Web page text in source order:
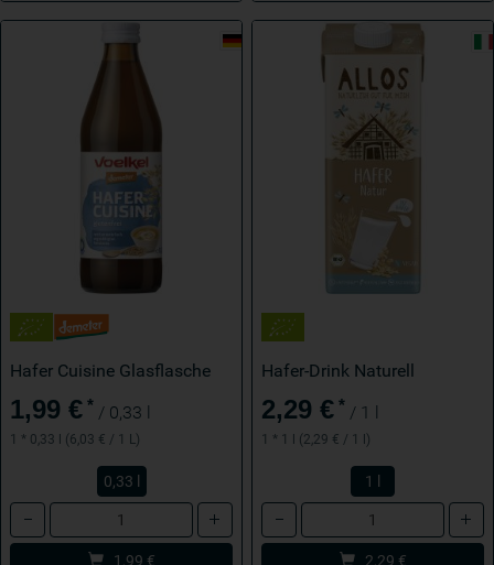
Hafer Cuisine Glasflasche
1,99 € * / 0,33 l
1 * 0,33 l (6,03 € / 1 L)
0,33 l
Anzahl
1,99 €
Hafer-Drink Naturell
2,29 € * / 1 l
1 * 1 l (2,29 € / 1 l)
1 l
Anzahl
2,29 €